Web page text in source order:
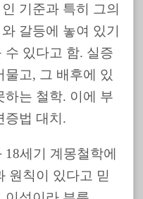
기준과 특히 그의
갈등에 놓여 있기
수 있다고 함. 실증
고, 그 배후에 있
하는 철학. 이에 부
증법 대치.
세기 계몽철학에
원칙이 있다고 믿